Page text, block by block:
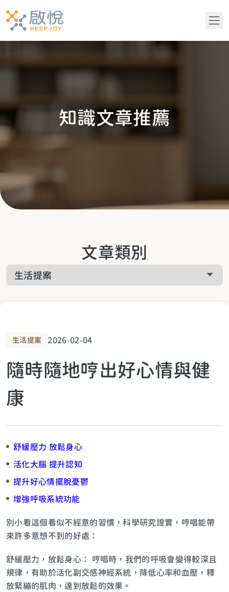
青少年專區
知識文章推薦
生活提案
關於青少年
關於課程相關
知識文章推薦
文章類別
生活提案 2026-02-04
隨時隨地哼出好心情與健
康
舒緩壓力 放鬆身心
活化大腦 提升認知
提升好心情擺脫憂鬱
增強呼吸系統功能
別小看這個看似不經意的習慣，科學研究證實，哼唱能帶
來許多意想不到的好處：
舒緩壓力，放鬆身心： 哼唱時，我們的呼吸會變得較深且
規律，有助於活化副交感神經系統，降低心率和血壓，釋
放緊繃的肌肉，達到放鬆的效果。